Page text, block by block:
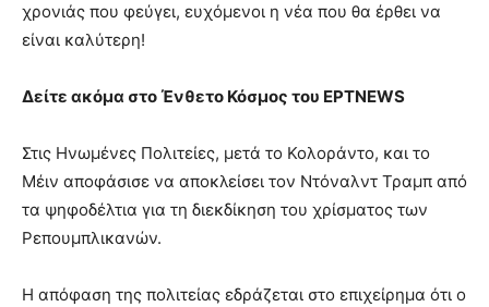
χρονιάς που φεύγει, ευχόμενοι η νέα που θα έρθει να
είναι καλύτερη!
Δείτε ακόμα στο Ένθετο Κόσμος του ΕΡΤNEWS
Στις Ηνωμένες Πολιτείες, μετά το Κολοράντο, και το
Μέιν αποφάσισε να αποκλείσει τον Ντόναλντ Τραμπ από
τα ψηφοδέλτια για τη διεκδίκηση του χρίσματος των
Ρεπουμπλικανών.
Η απόφαση της πολιτείας εδράζεται στο επιχείρημα ότι ο